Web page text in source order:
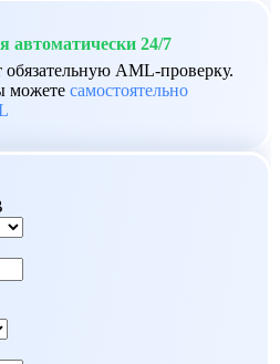
автоматически 24/7
обязательную AML-проверку.
можете самостоятельно